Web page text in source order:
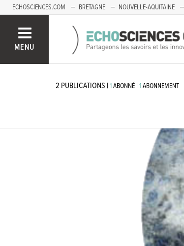
ECHOSCIENCES.COM BRETAGNE NOUVELLE-AQUITAINE
MENU
2 PUBLICATIONS |1ABONNÉ |1ABONNEMENT